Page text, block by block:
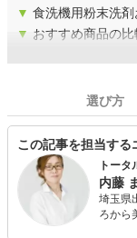
▼ 食洗機用粉末洗剤
▼ おすすめ商品の
選び方
この記事を担当する
トー
内藤
埼玉県
ろから